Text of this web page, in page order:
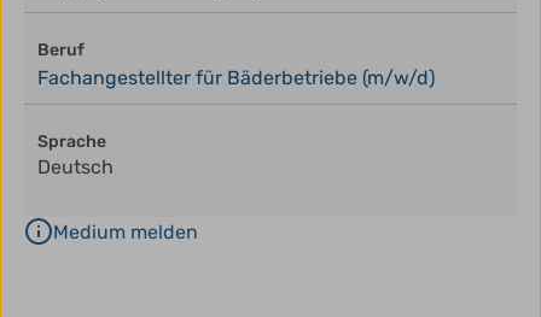
Beruf
Fachangestellter für Bäderbetriebe (m/w/d)
Sprache
Deutsch
Medium melden